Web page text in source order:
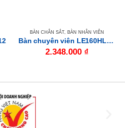
BÀN CHÂN SẮT, BÀN NHÂN VIÊN
Bàn chuyên viên LE160HLC12
2.348.000 ₫